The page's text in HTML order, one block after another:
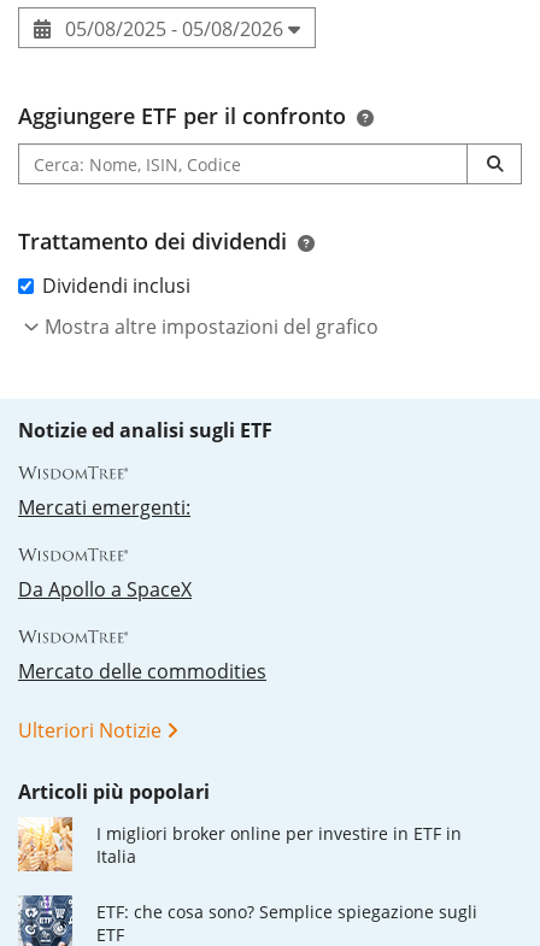
05/08/2025 - 05/08/2026
Aggiungere ETF per il confronto
Trattamento dei dividendi
Dividendi inclusi
Mostra altre impostazioni del grafico
Notizie ed analisi sugli ETF
Mercati emergenti:
Da Apollo a SpaceX
Mercato delle commodities
Ulteriori Notizie
Articoli più popolari
I migliori broker online per investire in ETF in
Italia
ETF: che cosa sono? Semplice spiegazione sugli
ETF